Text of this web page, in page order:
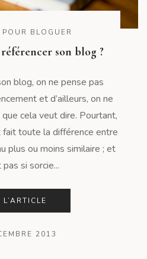
BLOGUER
son blog ?
blog, on ne pense pas
et d’ailleurs, on ne
cela veut dire. Pourtant,
toute la différence entre
plus ou moins similaire ; et
pas si sorcie...
L’ARTICLE
2013